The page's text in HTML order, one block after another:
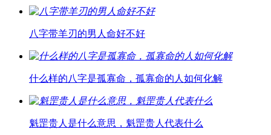
八字带羊刃的男人命好不好
什么样的八字是孤寡命，孤寡命的人如何化解
魁罡贵人是什么意思，魁罡贵人代表什么